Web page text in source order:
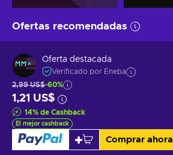
Ofertas recomendadas
Oferta destacada
Verificado por Eneba
2,99 US$-60%
1,21 US$
14% de Cashback
El mejor cashback
Comprar ahora